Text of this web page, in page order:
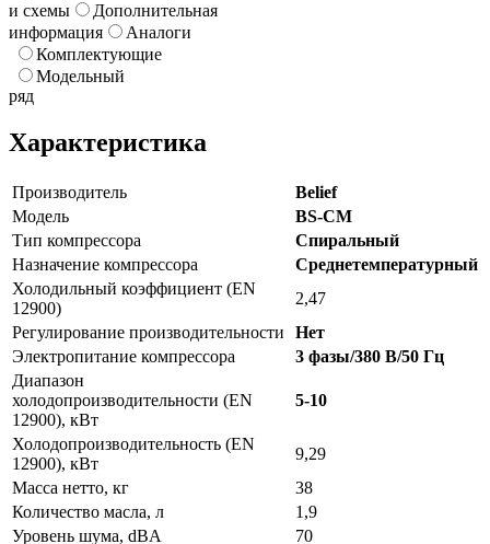
и схемы
Дополнительная
информация
Аналоги
Комплектующие
Модельный
ряд
Характеристика
Производитель
Belief
Модель
BS-CM
Тип компрессора
Спиральный
Назначение компрессора
Среднетемпературный
Холодильный коэффициент (EN
12900)
2,47
Регулирование производительности
Нет
Электропитание компрессора
3 фазы/380 В/50 Гц
Диапазон
холодопроизводительности (EN
12900), кВт
5-10
Холодопроизводительность (EN
12900), кВт
9,29
Масса нетто, кг
38
Количество масла, л
1,9
Уровень шума, dBA
70